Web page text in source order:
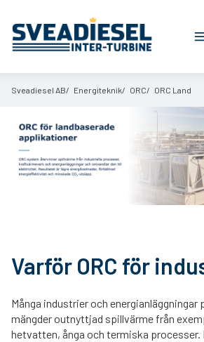
Sveadiesel AB Energiteknik ORC ORC Land
Varför ORC för
Många industrier och energianläggningar
mängder outnyttjad spillvärme från
hetvatten, ånga och termiska processer.